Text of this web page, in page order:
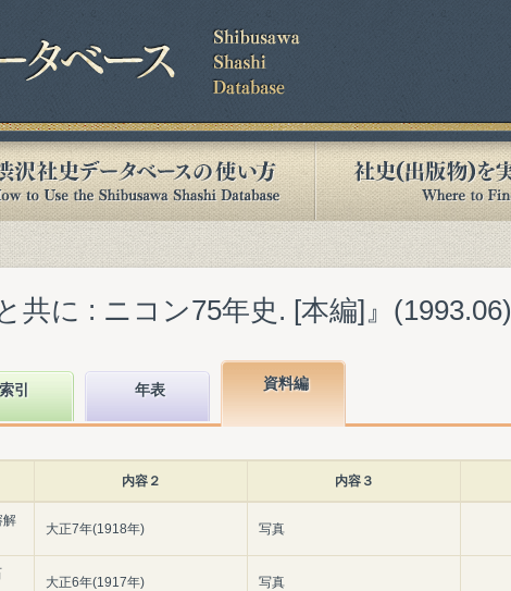
共に : ニコン75年史. [本編]』(1993.06)
索引 年表 資料編
内容２ 内容３
解
大正7年(1918年) 写真
大正6年(1917年) 写真